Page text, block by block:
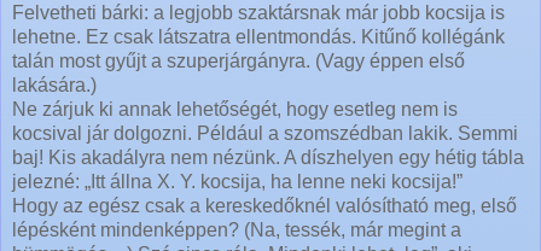
Felvetheti bárki: a legjobb szaktársnak már jobb kocsija is
lehetne. Ez csak látszatra ellentmondás. Kitűnő kollégánk
talán most gyűjt a szuperjárgányra. (Vagy éppen első
lakására.)
Ne zárjuk ki annak lehetőségét, hogy esetleg nem is
kocsival jár dolgozni. Például a szomszédban lakik. Semmi
baj! Kis akadályra nem nézünk. A díszhelyen egy hétig tábla
jelezné: „Itt állna X. Y. kocsija, ha lenne neki kocsija!”
Hogy az egész csak a kereskedőknél valósítható meg, első
lépésként mindenképpen? (Na, tessék, már megint a